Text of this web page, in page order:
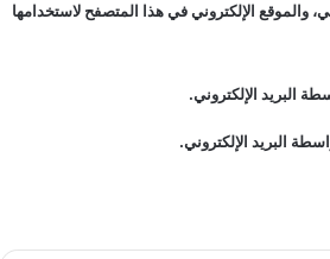
والموقع الإلكتروني في هذا المتصفح لاستخدامها
البريد الإلكتروني.
البريد الإلكتروني.